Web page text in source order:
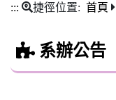
::: 捷徑位置: 首頁
系辦公告